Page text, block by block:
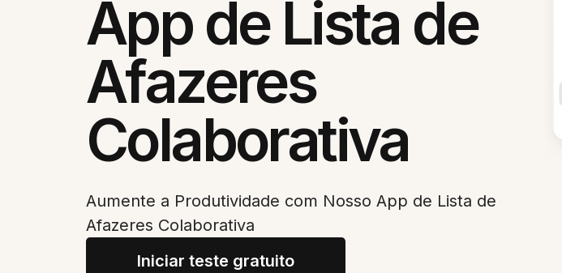
App de Lista de
Afazeres
Colaborativa
Aumente a Produtividade com Nosso App de Lista de
Afazeres Colaborativa
Iniciar teste gratuito